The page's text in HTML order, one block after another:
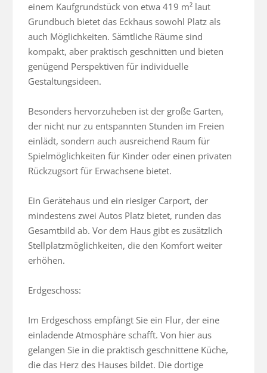
einem Kaufgrundstück von etwa 419 m² laut
Grundbuch bietet das Eckhaus sowohl Platz als
auch Möglichkeiten. Sämtliche Räume sind
kompakt, aber praktisch geschnitten und bieten
genügend Perspektiven für individuelle
Gestaltungsideen.
Besonders hervorzuheben ist der große Garten,
der nicht nur zu entspannten Stunden im Freien
einlädt, sondern auch ausreichend Raum für
Spielmöglichkeiten für Kinder oder einen privaten
Rückzugsort für Erwachsene bietet.
Ein Gerätehaus und ein riesiger Carport, der
mindestens zwei Autos Platz bietet, runden das
Gesamtbild ab. Vor dem Haus gibt es zusätzlich
Stellplatzmöglichkeiten, die den Komfort weiter
erhöhen.
Erdgeschoss:
Im Erdgeschoss empfängt Sie ein Flur, der eine
einladende Atmosphäre schafft. Von hier aus
gelangen Sie in die praktisch geschnittene Küche,
die das Herz des Hauses bildet. Die dortige